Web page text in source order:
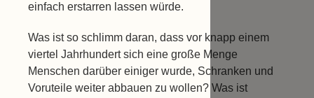
einfach erstarren lassen würde.
Was ist so schlimm daran, dass vor knapp einem
viertel Jahrhundert sich eine große Menge
Menschen darüber einiger wurde, Schranken und
Voruteile weiter abbauen zu wollen? Was ist